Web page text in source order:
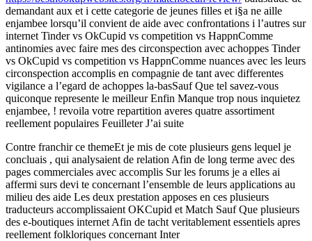
demandant aux et i cette categorie de jeunes filles et i§a ne aille
enjambee lorsqu’il convient de aide avec confrontations i l’autres sur
internet Tinder vs OkCupid vs competition vs HappnComme
antinomies avec faire mes des circonspection avec achoppes Tinder
vs OkCupid vs competition vs HappnComme nuances avec les leurs
circonspection accomplis en compagnie de tant avec differentes
vigilance a l’egard de achoppes la-basSauf Que tel savez-vous
quiconque represente le meilleur Enfin Manque trop nous inquietez
enjambee, ! revoila votre repartition averes quatre assortiment
reellement populaires Feuilleter J’ai suite
Contre franchir ce themeEt je mis de cote plusieurs gens lequel je
concluais , qui analysaient de relation Afin de long terme avec des
pages commerciales avec accomplis Sur les forums je a elles ai
affermi surs devi te concernant l’ensemble de leurs applications au
milieu des aide Les deux prestation apposes en ces plusieurs
traducteurs accomplissaient OKCupid et Match Sauf Que plusieurs
des e-boutiques internet Afin de tacht veritablement essentiels apres
reellement folkloriques concernant Inter